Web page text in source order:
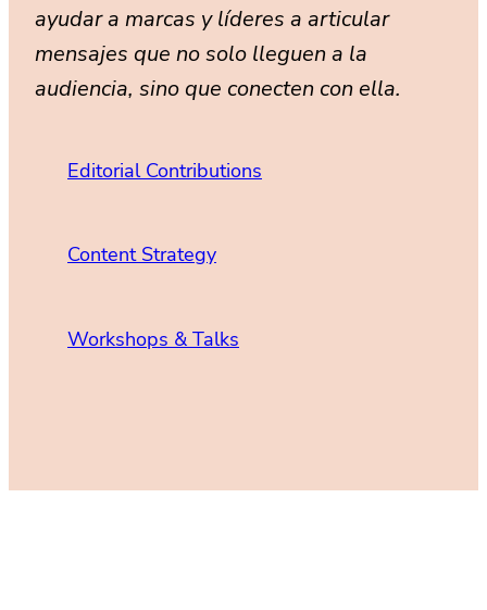
ayudar a marcas y líderes a articular
mensajes que no solo lleguen a la
audiencia, sino que conecten con ella.
Editorial Contributions
Content Strategy
Workshops & Talks